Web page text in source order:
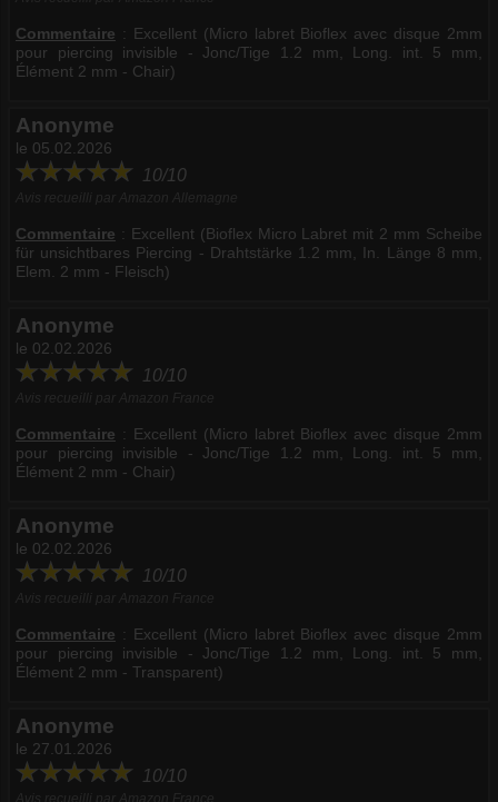
Commentaire : Excellent (Micro labret Bioflex avec disque 2mm
pour piercing invisible - Jonc/Tige 1.2 mm, Long. int. 5 mm,
Élément 2 mm - Chair)
Anonyme
le 05.02.2026
10/10
Commentaire : Excellent (Bioflex Micro Labret mit 2 mm Scheibe
für unsichtbares Piercing - Drahtstärke 1.2 mm, In. Länge 8 mm,
Elem. 2 mm - Fleisch)
Anonyme
le 02.02.2026
10/10
Commentaire : Excellent (Micro labret Bioflex avec disque 2mm
pour piercing invisible - Jonc/Tige 1.2 mm, Long. int. 5 mm,
Élément 2 mm - Chair)
Anonyme
le 02.02.2026
10/10
Commentaire : Excellent (Micro labret Bioflex avec disque 2mm
pour piercing invisible - Jonc/Tige 1.2 mm, Long. int. 5 mm,
Élément 2 mm - Transparent)
Anonyme
le 27.01.2026
10/10